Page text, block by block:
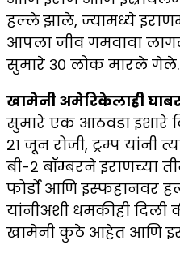
हल्ले झाले, ज्यामध्ये
आपला जीव गमवावा
सुमारे ३० लोक मारले गेले.
खामेनी अमेरिकेलाही
सुमारे एक आठवडा इशारे
२१ जून रोजी, ट्रम्प यांनी
बी-२ बॉम्बरने इराणच्या
फोर्डो आणि इस्फहानवर
यांनीअशी धमकीही दिली
खामेनी कुठे आहेत आणि